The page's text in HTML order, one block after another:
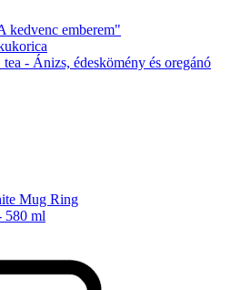
kedvenc emberem"
- Ánizs, édeskömény és oregánó
Mug Ring
580 ml